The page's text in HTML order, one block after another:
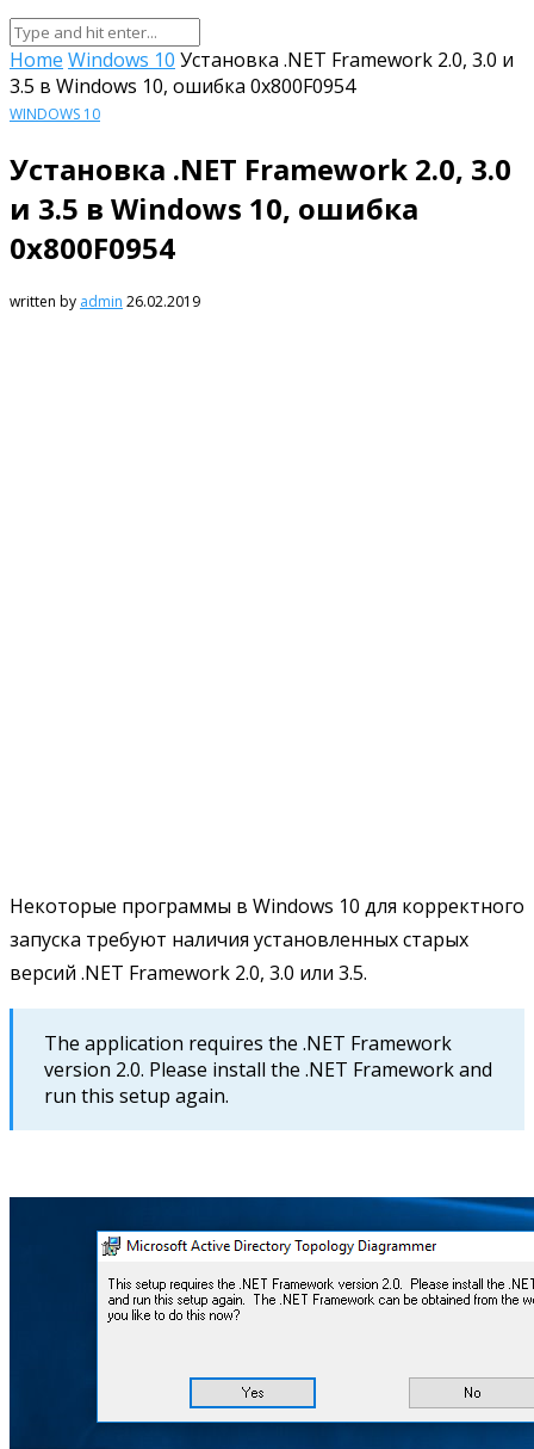
Home Windows 10 Установка .NET Framework 2.0, 3.0 и
3.5 в Windows 10, ошибка 0x800F0954
WINDOWS 10
Установка .NET Framework 2.0, 3.0
и 3.5 в Windows 10, ошибка
0x800F0954
written by admin 26.02.2019
Некоторые программы в Windows 10 для корректного
запуска требуют наличия установленных старых
версий .NET Framework 2.0, 3.0 или 3.5.
The application requires the .NET Framework
version 2.0. Please install the .NET Framework and
run this setup again.